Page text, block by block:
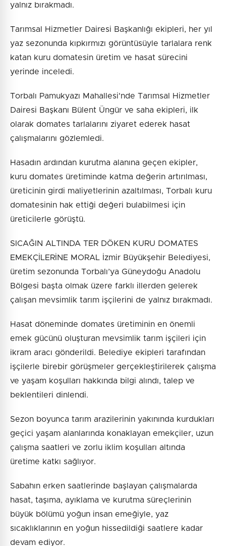
yalnız bırakmadı.
Tarımsal Hizmetler Dairesi Başkanlığı ekipleri, her yıl
yaz sezonunda kıpkırmızı görüntüsüyle tarlalara renk
katan kuru domatesin üretim ve hasat sürecini
yerinde inceledi.
Torbalı Pamukyazı Mahallesi'nde Tarımsal Hizmetler
Dairesi Başkanı Bülent Üngür ve saha ekipleri, ilk
olarak domates tarlalarını ziyaret ederek hasat
çalışmalarını gözlemledi.
Hasadın ardından kurutma alanına geçen ekipler,
kuru domates üretiminde katma değerin artırılması,
üreticinin girdi maliyetlerinin azaltılması, Torbalı kuru
domatesinin hak ettiği değeri bulabilmesi için
üreticilerle görüştü.
SICAĞIN ALTINDA TER DÖKEN KURU DOMATES
EMEKÇİLERİNE MORAL İzmir Büyükşehir Belediyesi,
üretim sezonunda Torbalı’ya Güneydoğu Anadolu
Bölgesi başta olmak üzere farklı illerden gelerek
çalışan mevsimlik tarım işçilerini de yalnız bırakmadı.
Hasat döneminde domates üretiminin en önemli
emek gücünü oluşturan mevsimlik tarım işçileri için
ikram aracı gönderildi. Belediye ekipleri tarafından
işçilerle birebir görüşmeler gerçekleştirilerek çalışma
ve yaşam koşulları hakkında bilgi alındı, talep ve
beklentileri dinlendi.
Sezon boyunca tarım arazilerinin yakınında kurdukları
geçici yaşam alanlarında konaklayan emekçiler, uzun
çalışma saatleri ve zorlu iklim koşulları altında
üretime katkı sağlıyor.
Sabahın erken saatlerinde başlayan çalışmalarda
hasat, taşıma, ayıklama ve kurutma süreçlerinin
büyük bölümü yoğun insan emeğiyle, yaz
sıcaklıklarının en yoğun hissedildiği saatlere kadar
devam ediyor.